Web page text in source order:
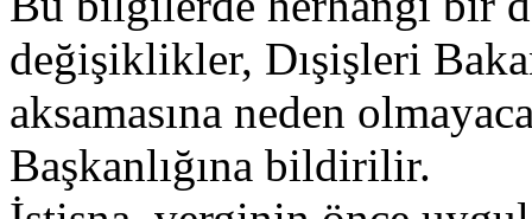
değişiklikler, Dışişleri
aksamasına neden
Başkanlığına bildirilir.